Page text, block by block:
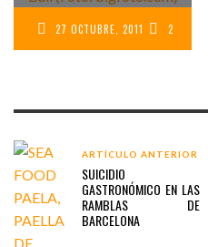
27 OCTUBRE, 2011 2
ARTÍCULO ANTERIOR
SUICIDIO
GASTRONÓMICO EN LAS
RAMBLAS DE
BARCELONA